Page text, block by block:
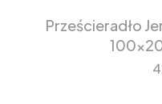
Prześcieradło